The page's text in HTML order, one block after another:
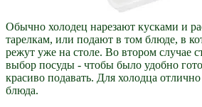
Обычно холодец нарезают кусками и
тарелкам, или подают в том блюде, в
режут уже на столе. Во втором случае
выбор посуды - чтобы было удобно
красиво подавать. Для холодца
блюда.